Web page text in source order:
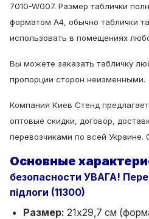
7010-W007. Размер таблички
форматом А4, обычно таблички
использовать в помещениях
Вы можете заказать табличку
пропорции сторон неизменными.
Компания Киев Стенд
оптовые скидки, договор,
перевозчиками по всей Украине.
Основные
безопасности УВАГА!
підлоги (11300)
Размер: 21х29,7 см